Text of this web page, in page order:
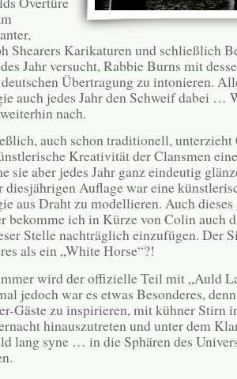
Shearers Karikaturen und schließlich
Jahr versucht, Rabbie Burns mit
Übertragung zu intonieren.
auch jedes Jahr den Schweif dabei …
nach.
auch schon traditionell, unterzieht
Kreativität der Clansmen
sie aber jedes Jahr ganz eindeutig
diesjährigen Auflage war eine
aus Draht zu modellieren. Auch
bekomme ich in Kürze von Colin auch
Stelle nachträglich einzufügen. Der
als ein „White Horse“?!
wird der offizielle Teil mit „Auld
jedoch war es etwas Besonderes,
Gäste zu inspirieren, mit kühner Stirn
hinauszutreten und unter dem
lang syne … in die Sphären des